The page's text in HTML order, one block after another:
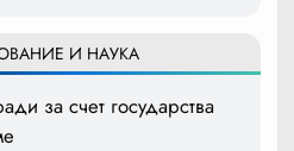
И НАУКА
за счет государства